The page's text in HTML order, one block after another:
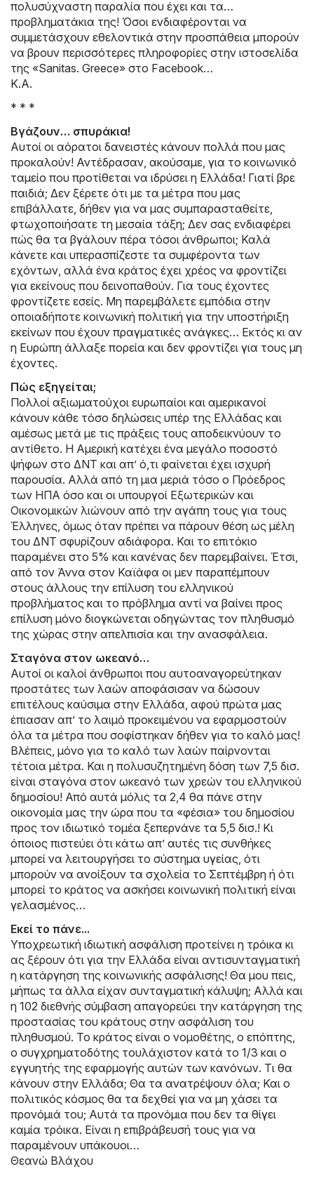
πολυσύχναστη παραλία που έχει και τα…
προβληματάκια της! Όσοι ενδιαφέρονται να
συμμετάσχουν εθελοντικά στην προσπάθεια μπορούν
να βρουν περισσότερες πληροφορίες στην ιστοσελίδα
της «Sanitas. Greece» στο Facebook…
K.A.
* * *
Βγάζουν… σπυράκια!
Αυτοί οι αόρατοι δανειστές κάνουν πολλά που μας
προκαλούν! Αντέδρασαν, ακούσαμε, για το κοινωνικό
ταμείο που προτίθεται να ιδρύσει η Ελλάδα! Γιατί βρε
παιδιά; Δεν ξέρετε ότι με τα μέτρα που μας
επιβάλλατε, δήθεν για να μας συμπαρασταθείτε,
φτωχοποιήσατε τη μεσαία τάξη; Δεν σας ενδιαφέρει
πώς θα τα βγάλουν πέρα τόσοι άνθρωποι; Καλά
κάνετε και υπερασπίζεστε τα συμφέροντα των
εχόντων, αλλά ένα κράτος έχει χρέος να φροντίζει
για εκείνους που δεινοπαθούν. Για τους έχοντες
φροντίζετε εσείς. Μη παρεμβάλετε εμπόδια στην
οποιαδήποτε κοινωνική πολιτική για την υποστήριξη
εκείνων που έχουν πραγματικές ανάγκες… Εκτός κι αν
η Ευρώπη άλλαξε πορεία και δεν φροντίζει για τους μη
έχοντες.
Πώς εξηγείται;
Πολλοί αξιωματούχοι ευρωπαίοι και αμερικανοί
κάνουν κάθε τόσο δηλώσεις υπέρ της Ελλάδας και
αμέσως μετά με τις πράξεις τους αποδεικνύουν το
αντίθετο. Η Αμερική κατέχει ένα μεγάλο ποσοστό
ψήφων στο ΔΝΤ και απ’ ό,τι φαίνεται έχει ισχυρή
παρουσία. Αλλά από τη μια μεριά τόσο ο Πρόεδρος
των ΗΠΑ όσο και οι υπουργοί Εξωτερικών και
Οικονομικών λιώνουν από την αγάπη τους για τους
Έλληνες, όμως όταν πρέπει να πάρουν θέση ως μέλη
του ΔΝΤ σφυρίζουν αδιάφορα. Και το επιτόκιο
παραμένει στο 5% και κανένας δεν παρεμβαίνει. Έτσι,
από τον Άννα στον Καϊάφα οι μεν παραπέμπουν
στους άλλους την επίλυση του ελληνικού
προβλήματος και το πρόβλημα αντί να βαίνει προς
επίλυση μόνο διογκώνεται οδηγώντας τον πληθυσμό
της χώρας στην απελπισία και την ανασφάλεια.
Σταγόνα στον ωκεανό…
Αυτοί οι καλοί άνθρωποι που αυτοαναγορεύτηκαν
προστάτες των λαών αποφάσισαν να δώσουν
επιτέλους καύσιμα στην Ελλάδα, αφού πρώτα μας
έπιασαν απ’ το λαιμό προκειμένου να εφαρμοστούν
όλα τα μέτρα που σοφίστηκαν δήθεν για το καλό μας!
Βλέπεις, μόνο για το καλό των λαών παίρνονται
τέτοια μέτρα. Και η πολυσυζητημένη δόση των 7,5 δισ.
είναι σταγόνα στον ωκεανό των χρεών του ελληνικού
δημοσίου! Από αυτά μόλις τα 2,4 θα πάνε στην
οικονομία μας την ώρα που τα «φέσια» του δημοσίου
προς τον ιδιωτικό τομέα ξεπερνάνε τα 5,5 δισ.! Κι
όποιος πιστεύει ότι κάτω απ’ αυτές τις συνθήκες
μπορεί να λειτουργήσει το σύστημα υγείας, ότι
μπορούν να ανοίξουν τα σχολεία το Σεπτέμβρη ή ότι
μπορεί το κράτος να ασκήσει κοινωνική πολιτική είναι
γελασμένος…
Εκεί το πάνε...
Υποχρεωτική ιδιωτική ασφάλιση προτείνει η τρόικα κι
ας ξέρουν ότι για την Ελλάδα είναι αντισυνταγματική
η κατάργηση της κοινωνικής ασφάλισης! Θα μου πεις,
μήπως τα άλλα είχαν συνταγματική κάλυψη; Αλλά και
η 102 διεθνής σύμβαση απαγορεύει την κατάργηση της
προστασίας του κράτους στην ασφάλιση του
πληθυσμού. Το κράτος είναι ο νομοθέτης, ο επόπτης,
ο συγχρηματοδότης τουλάχιστον κατά το 1/3 και ο
εγγυητής της εφαρμογής αυτών των κανόνων. Τι θα
κάνουν στην Ελλάδα; Θα τα ανατρέψουν όλα; Και ο
πολιτικός κόσμος θα τα δεχθεί για να μη χάσει τα
προνόμιά του; Αυτά τα προνόμια που δεν τα θίγει
καμία τρόικα. Είναι η επιβράβευσή τους για να
παραμένουν υπάκουοι…
Θεανώ Βλάχου